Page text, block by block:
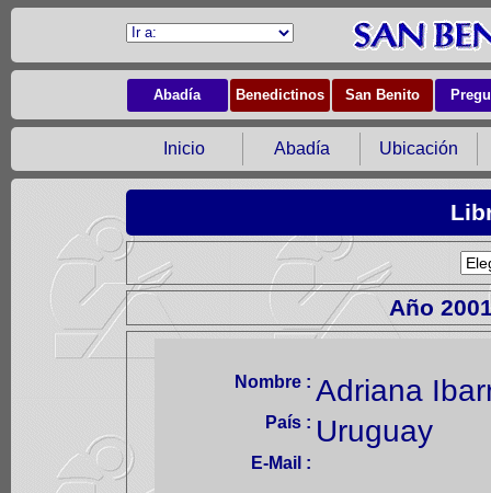
Abadía Benedictinos San Benito
Inicio Abadía Ubicación
Año
Nombre : Adriana
País : Uruguay
E-Mail :